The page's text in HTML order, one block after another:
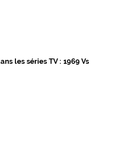
les séries TV : 1969 Vs